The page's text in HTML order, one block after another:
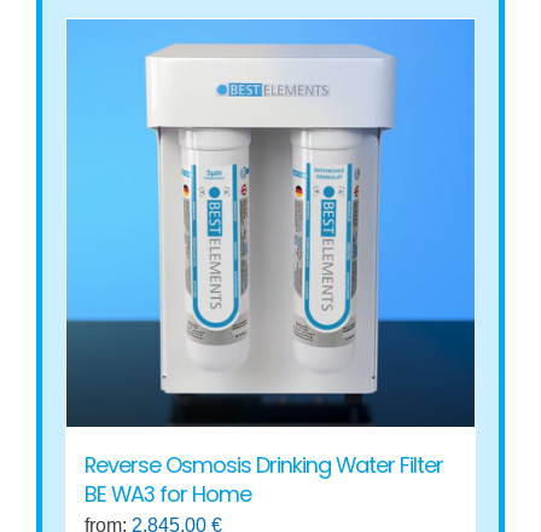
Reverse Osmosis Drinking Water Filter
BE WA3 for Home
from: 2.845,00€